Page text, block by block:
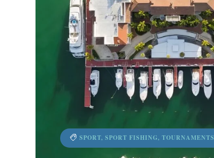
SPORT, SPORT FISHING, TOURNAMENTS